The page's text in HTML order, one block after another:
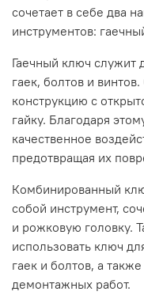
сочетает в себе два
инструментов:
Гаечный ключ служит
гаек, болтов и
конструкцию с
гайку. Благодаря
качественное
предотвращая их
Комбинированный
собой инструмент,
и рожковую головку.
использовать ключ
гаек и болтов, а
демонтажных работ.